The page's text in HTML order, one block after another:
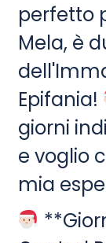
perfetto
Mela, è
Epifania!
giorni
e voglio
mia